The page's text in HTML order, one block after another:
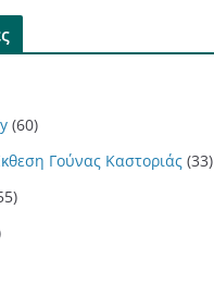
(60)
Γούνας Καστοριάς(33)